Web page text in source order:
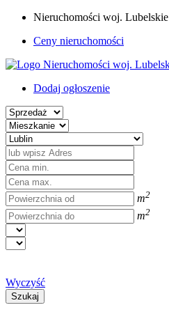
Nieruchomości woj. Lubelskie
Ceny nieruchomości
Dodaj ogłoszenie
m2
m2
Wyczyść
Szukaj